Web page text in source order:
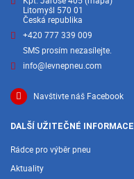
Litomyšl 570 01
Česká republika
+420 777 339 009
SMS prosím nezasílejte.
info@levnepneu.com
Navštivte náš Facebook
DALŠÍ UŽITEČNÉ INFORMACE
Rádce pro výběr pneu
Aktuality